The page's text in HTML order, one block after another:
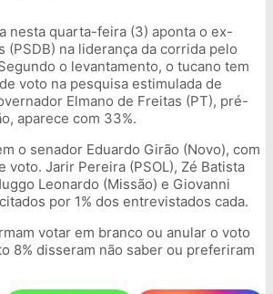
nesta quarta-feira (3) aponta o ex-
(PSDB) na liderança da corrida pelo
o levantamento, o tucano tem
voto na pesquisa estimulada de
Elmano de Freitas (PT), pré-
aparece com 33%.
o senador Eduardo Girão (Novo), com
voto. Jarir Pereira (PSOL), Zé Batista
Leonardo (Missão) e Giovanni
por 1% dos entrevistados cada.
votar em branco ou anular o voto
8% disseram não saber ou preferiram